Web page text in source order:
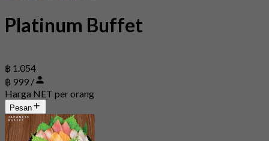
Platinum Buffet
฿ 1.054
฿ 999 /
Harga NET per orang
Pesan